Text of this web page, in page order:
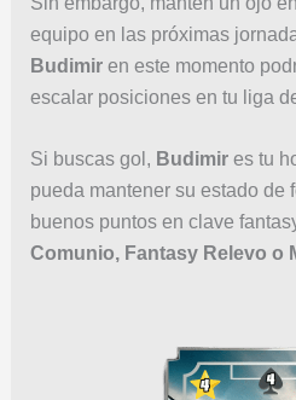
equipo en las próximas
Budimir en este momento
escalar posiciones en tu liga
Si buscas gol, Budimir es tu
pueda mantener su estado de
buenos puntos en clave
Comunio, Fantasy Relevo o